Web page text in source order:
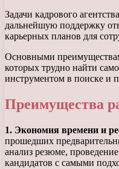
Задачи кадрового
дальнейшую поддержку
карьерных планов для
Основными
которых трудно найти
инструментом в поиске и
Преимущества
1. Экономия времени и
прошедших
анализ резюме,
кандидатов с самыми